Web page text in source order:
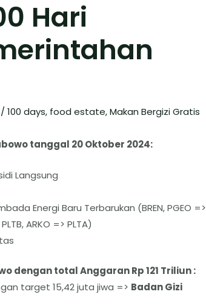
Hari
/ 100 days, food estate,Makan Bergizi Gratis
tanggal 20 Oktober 2024:
Langsung
Energi Baru Terbarukan (BREN, PGEO =>
ARKO => PLTA)
dengan total Anggaran Rp 121 Triliun :
target 15,42 juta jiwa => Badan Gizi